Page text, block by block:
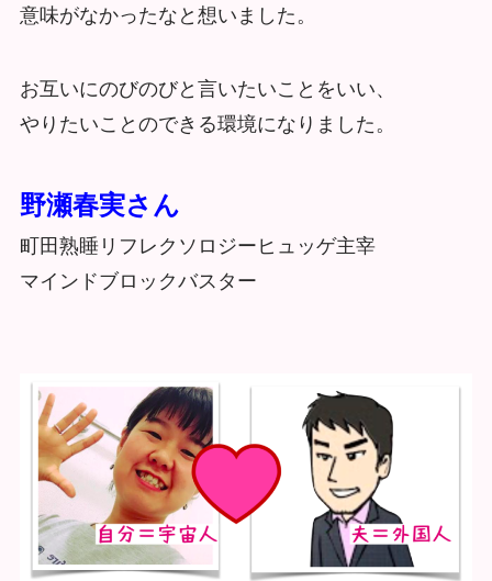
意味がなかったなと想いました。
お互いにのびのびと言いたいことをいい、
やりたいことのできる環境になりました。
野瀬春実さん
町田熟睡リフレクソロジーヒュッゲ主宰
マインドブロックバスター